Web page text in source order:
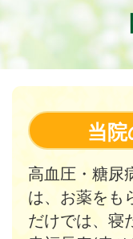
当
高血圧・糖尿
は、お薬をも
だけでは、寝